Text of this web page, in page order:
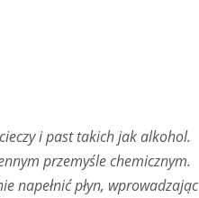
i past takich jak alkohol.
przemyśle chemicznym.
napełnić płyn, wprowadzając